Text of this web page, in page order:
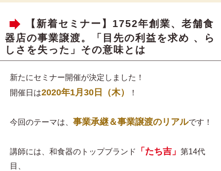
【新着セミナー】1752年創業、老舗食
器店の事業譲渡。「目先の利益を求め 、ら
しさを失った」その意味とは
新たにセミナー開催が決定しました！
開催日は2020年1月30日（木） ！
今回のテーマは、 事業承継＆事業譲渡のリアルです！
講師には、和食器のトップブランド 「たち吉」 第14代
目、